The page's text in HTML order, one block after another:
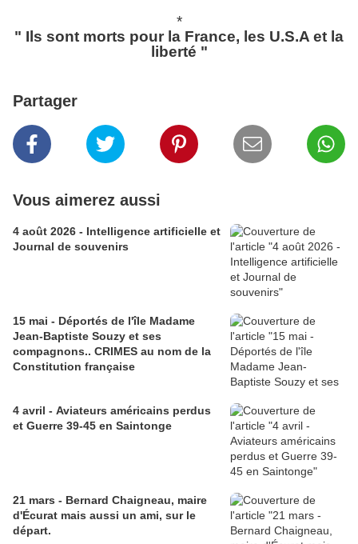
*
" Ils sont morts pour la France, les U.S.A et la
liberté "
Partager
Vous aimerez aussi
4 août 2026 - Intelligence artificielle et
Journal de souvenirs
15 mai - Déportés de l'île Madame
Jean-Baptiste Souzy et ses
compagnons.. CRIMES au nom de la
Constitution française
4 avril - Aviateurs américains perdus
et Guerre 39-45 en Saintonge
21 mars - Bernard Chaigneau, maire
d'Écurat mais aussi un ami, sur le
départ.